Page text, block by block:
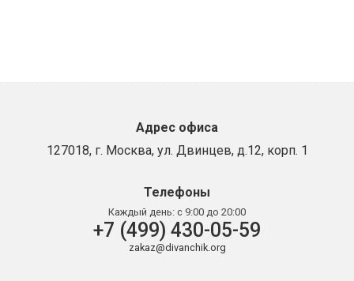
Адрес офиса
127018, г. Москва, ул. Двинцев, д.12, корп. 1
Телефоны
Каждый день: с 9:00 до 20:00
+7 (499) 430-05-59
zakaz@divanchik.org